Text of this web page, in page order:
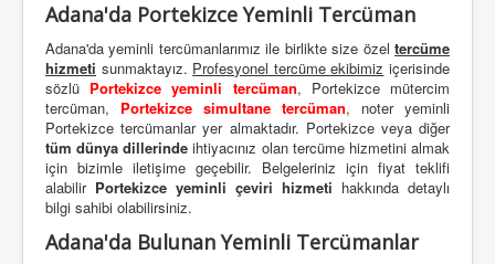
Adana'da Portekizce Yeminli Tercüman
Adana'da yeminli tercümanlarımız ile birlikte size özel tercüme
hizmeti sunmaktayız. Profesyonel tercüme ekibimiz içerisinde
sözlü Portekizce yeminli tercüman, Portekizce mütercim
tercüman, Portekizce simultane tercüman, noter yeminli
Portekizce tercümanlar yer almaktadır. Portekizce veya diğer
tüm dünya dillerinde ihtiyacınız olan tercüme hizmetini almak
için bizimle iletişime geçebilir. Belgeleriniz için fiyat teklifi
alabilir Portekizce yeminli çeviri hizmeti hakkında detaylı
bilgi sahibi olabilirsiniz.
Adana'da Bulunan Yeminli Tercümanlar